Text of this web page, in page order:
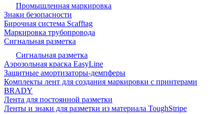
Промышленная маркировка
Знаки безопасности
Бирочная система Scafftag
Маркировка трубопровода
Сигнальная разметка
Сигнальная разметка
Аэрозольная краска EasyLine
Защитные амортизаторы-демпферы
Комплекты лент для создания маркировки с принтерами
BRADY
Лента для постоянной разметки
Ленты и знаки для разметки из материала ToughStripe